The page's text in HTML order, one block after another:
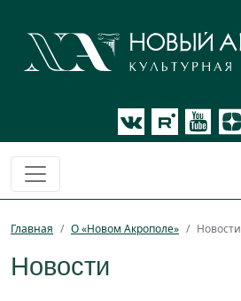
Главная О «Новом Акрополе» Новости
Новости